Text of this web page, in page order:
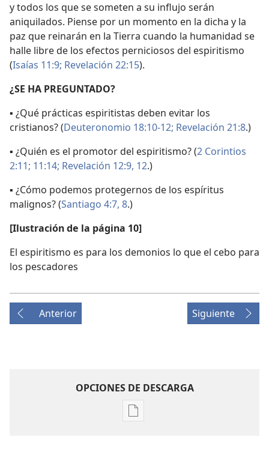
y todos los que se someten a su influjo serán
aniquilados. Piense por un momento en la dicha y la
paz que reinarán en la Tierra cuando la humanidad se
halle libre de los efectos perniciosos del espiritismo
(Isaías 11:9; Revelación 22:15).
¿SE HA PREGUNTADO?
▪ ¿Qué prácticas espiritistas deben evitar los
cristianos? (Deuteronomio 18:10-12; Revelación 21:8.)
▪ ¿Quién es el promotor del espiritismo? (2 Corintios
2:11; 11:14; Revelación 12:9, 12.)
▪ ¿Cómo podemos protegernos de los espíritus
malignos? (Santiago 4:7, 8.)
[Ilustración de la página 10]
El espiritismo es para los demonios lo que el cebo para
los pescadores
Anterior Siguiente
OPCIONES DE DESCARGA
Opciones